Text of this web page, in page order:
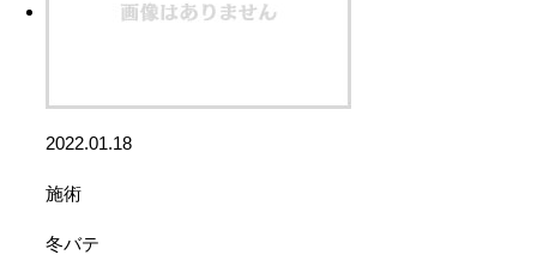
2022.01.18
施術
冬バテ